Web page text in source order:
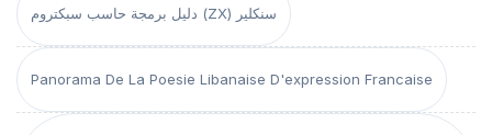
دليل برمجة حاسب سبكتروم (ZX) سنكلير
Panorama De La Poesie Libanaise D'expression Francaise